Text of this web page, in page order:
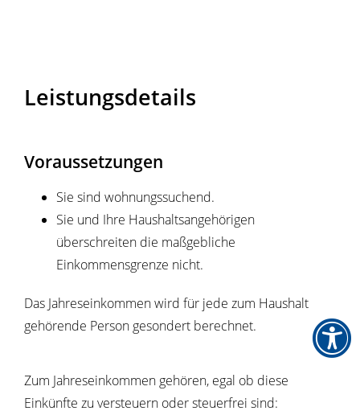
Leistungsdetails
Voraussetzungen
Sie sind wohnungssuchend.
Sie und Ihre Haushaltsangehörigen
überschreiten die maßgebliche
Einkommensgrenze nicht.
Das Jahreseinkommen wird für jede zum Haushalt
gehörende Person gesondert berechnet.
Zum Jahreseinkommen gehören, egal ob diese
Einkünfte zu versteuern oder steuerfrei sind: